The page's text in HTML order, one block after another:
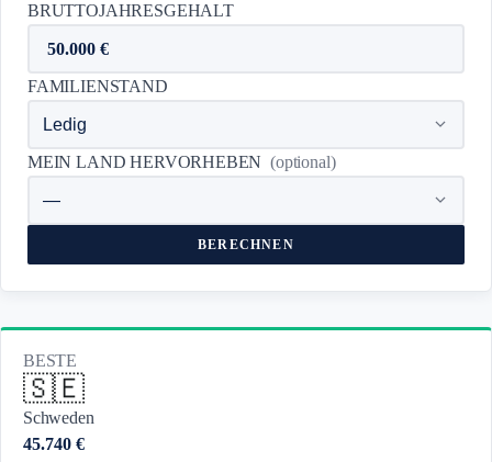
BRUTTOJAHRESGEHALT
FAMILIENSTAND
MEIN LAND HERVORHEBEN (optional)
BERECHNEN
BESTE
🇸🇪
Schweden
45.740 €